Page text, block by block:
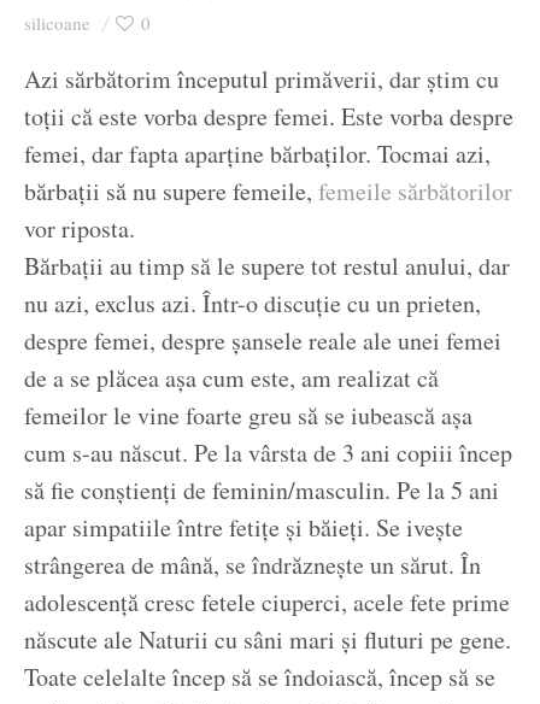
silicoane 0
Azi sărbătorim începutul primăverii, dar știm cu
toții că este vorba despre femei. Este vorba despre
femei, dar fapta aparține bărbaților. Tocmai azi,
bărbații să nu supere femeile, femeile sărbătorilor
vor riposta.
Bărbații au timp să le supere tot restul anului, dar
nu azi, exclus azi. Într-o discuție cu un prieten,
despre femei, despre șansele reale ale unei femei
de a se plăcea așa cum este, am realizat că
femeilor le vine foarte greu să se iubească așa
cum s-au născut. Pe la vârsta de 3 ani copiii încep
să fie conștienți de feminin/masculin. Pe la 5 ani
apar simpatiile între fetițe și băieți. Se ivește
strângerea de mână, se îndrăznește un sărut. În
adolescență cresc fetele ciuperci, acele fete prime
născute ale Naturii cu sâni mari și fluturi pe gene.
Toate celelalte încep să se îndoiască, încep să se